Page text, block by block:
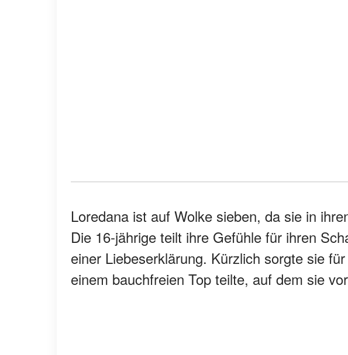
Loredana ist auf Wolke sieben, da sie in
Die 16-jährige teilt ihre Gefühle für ihren
einer Liebeserklärung. Kürzlich sorgte sie
einem bauchfreien Top teilte, auf dem sie